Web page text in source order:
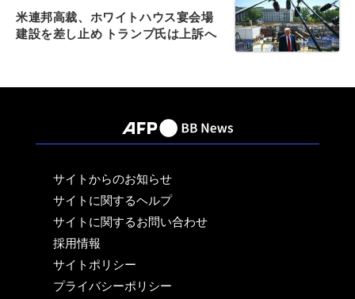
米連邦高裁、ホワイトハウス宴会場
建設を差し止め トランプ氏は上訴へ
サイトからのお知らせ
サイトに関するヘルプ
サイトに関するお問い合わせ
採用情報
サイトポリシー
プライバシーポリシー